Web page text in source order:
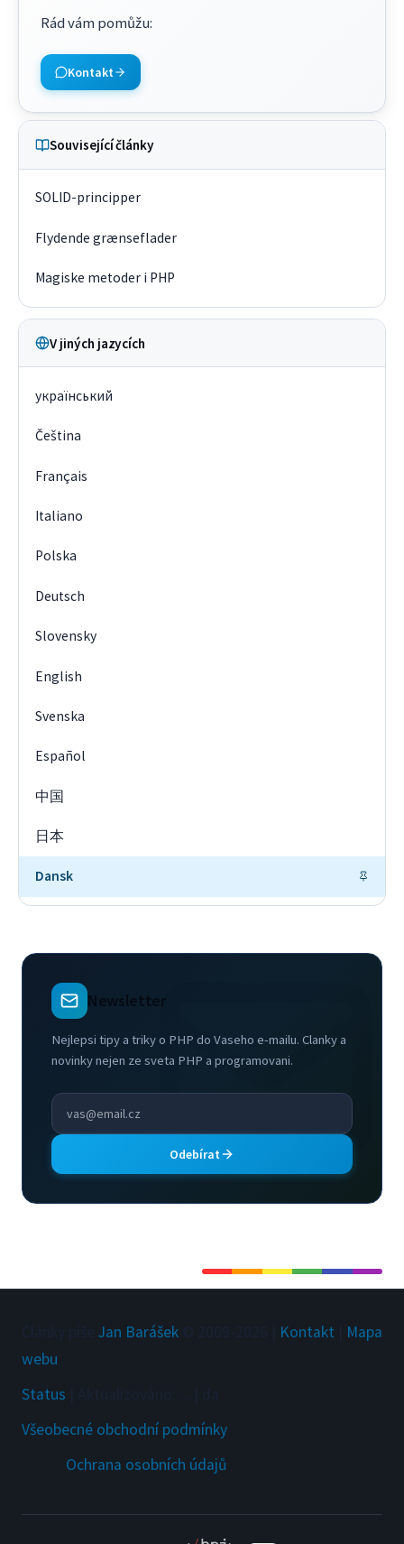
Rád vám pomůžu:
Kontakt
Související články
SOLID-principper
Flydende grænseflader
Magiske metoder i PHP
V jiných jazycích
український
Čeština
Français
Italiano
Polska
Deutsch
Slovensky
English
Svenska
Español
中国
日本
Dansk
Newsletter
Nejlepsi tipy a triky o PHP do Vaseho e-mailu. Clanky a
novinky nejen ze sveta PHP a programovani.
Odebírat
Jan Barášek Kontakt
Mapa
webu
Status
Všeobecné obchodní podmínky
Ochrana osobních údajů